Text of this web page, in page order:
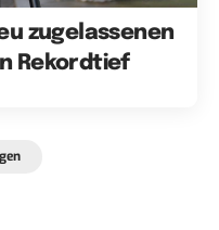
zugelassenen
Rekordtief